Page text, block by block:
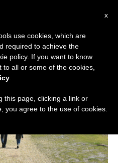
x
use cookies, which are
required to achieve the
policy. If you want to know
all or some of the cookies,
this page, clicking a link or
you agree to the use of cookies.